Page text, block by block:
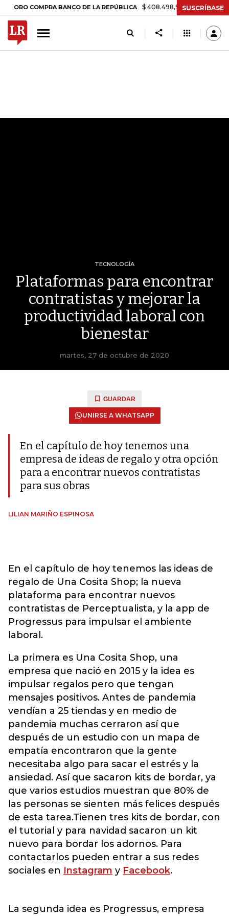
COMPRA BANCO DE LA REPÚBLICA $ 408.498,97 +$ 8.753,81 +2,19%
SUSCRÍBASE
TECNOLOGÍA
Plataformas para encontrar
contratistas y mejorar la
productividad laboral con
bienestar
martes, 27 de octubre de 2020
GUARDAR
UNIRSE A WHATSAPP
En el capítulo de hoy tenemos una
empresa de ideas de regalo y otra opción
para a encontrar nuevos contratistas
para sus obras
LILIAN MARIÑO ESPINOSA
En el capítulo de hoy tenemos las ideas de
regalo de Una Cosita Shop; la nueva
plataforma para encontrar nuevos
contratistas de Perceptualista, y la app de
Progressus para impulsar el ambiente
laboral.
La primera es Una Cosita Shop, una
empresa que nació en 2015 y la idea es
impulsar regalos pero que tengan
mensajes positivos. Antes de pandemia
vendían a 25 tiendas y en medio de
pandemia muchas cerraron así que
después de un estudio con un mapa de
empatía encontraron que la gente
necesitaba algo para sacar el estrés y la
ansiedad. Así que sacaron kits de bordar, ya
que varios estudios muestran que 80% de
las personas se sienten más felices después
de esta tarea.Tienen tres kits de bordar, con
el tutorial y para navidad sacaron un kit
nuevo para bordar los adornos. Para
contactarlos pueden entrar a sus redes
sociales en Instagram y Facebook.
La segunda idea es Progressus, empresa